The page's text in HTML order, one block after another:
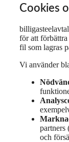
Cookies
för att
fil som lagras
Vi använder
partners
och